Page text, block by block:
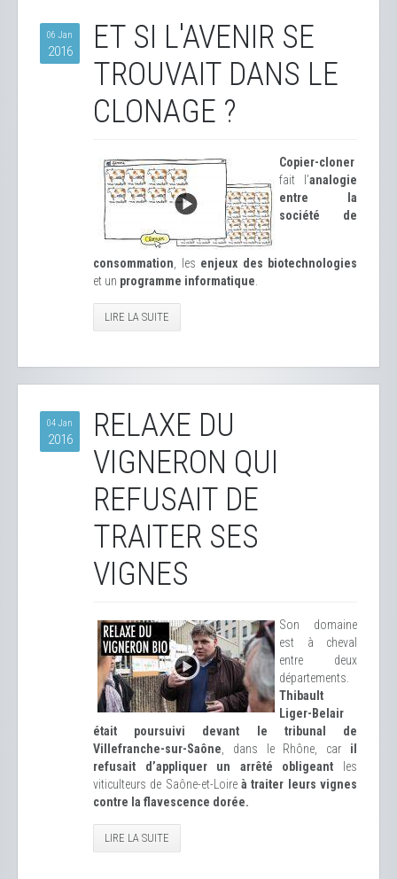
06 Jan
2016
ET SI L'AVENIR SE
TROUVAIT DANS LE
CLONAGE ?
Copier-cloner
fait l’analogie
entre la
société de
consommation , les enjeux des biotechnologies
et un programme informatique
LIRE LA SUITE
04 Jan
2016
RELAXE DU
VIGNERON QUI
REFUSAIT DE
TRAITER SES
VIGNES
Son domaine
est à cheval
entre deux
départements.
Thibault
Liger-Belair
était poursuivi devant le tribunal de
Villefranche-sur-Saône , dans le Rhône, car il
refusait d’appliquer un arrêté obligeant les
viticulteurs de Saône-et-Loire à traiter leurs vignes
contre la flavescence dorée.
LIRE LA SUITE